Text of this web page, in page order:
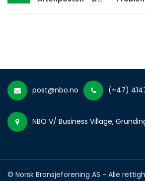
post@nbo.no (+47)
NBO V/ Business Village,
© Norsk Bransjeforening AS - Alle